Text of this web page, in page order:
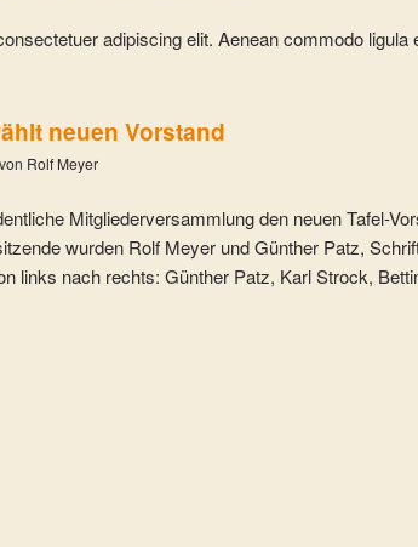
adipiscing elit. Aenean commodo
neuen Vorstand
von Rolf Meyer
Mitgliederversammlung den neuen Tafel-
wurden Rolf Meyer und Günther Patz,
links nach rechts: Günther Patz, Karl Strock,